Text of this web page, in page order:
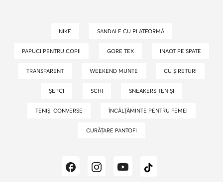
NIKE SANDALE CU PLATFORMĂ
PAPUCI PENTRU COPII GORE TEX INAOT PE SPATE
TRANSPARENT WEEKEND MUNTE CU ȘIRETURI
ȘEPCI SCHI SNEAKERS TENIȘI
TENIȘI CONVERSE ÎNCĂLȚĂMINTE PENTRU FEMEI
CURĂȚARE PANTOFI